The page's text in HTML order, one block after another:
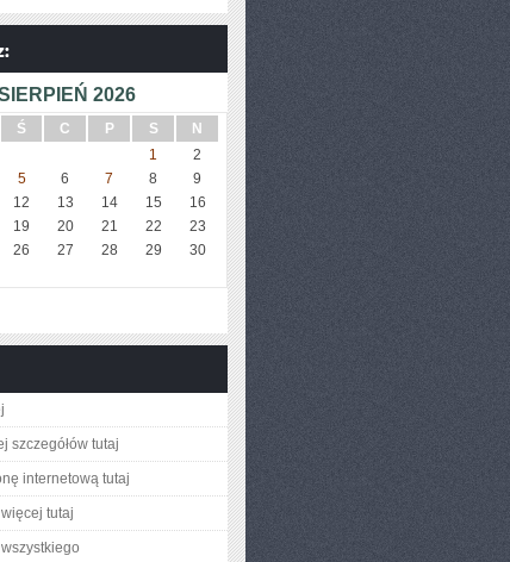
2026
Ś C P S
N
1
2
5 6 7 8
9
12 13 14 15
16
19 20 21 22
23
26 27 28 29
30
szczegółów tutaj
internetową tutaj
tutaj